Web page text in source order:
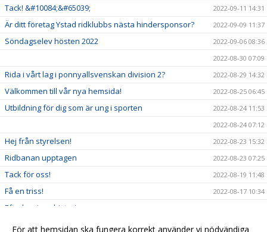
Tack! &#10084;&#65039; 2022-09-11 14:31
Är ditt företag Ystad ridklubbs nästa hindersponsor? 2022-09-09 11:37
Söndagselev hösten 2022
2022-09-06 08:36
2022-08-30 07:09
Rida i vårt lag i ponnyallsvenskan division 2? 2022-08-29 14:32
Välkommen till vår nya hemsida! 2022-08-25 06:45
Utbildning för dig som är ung i sporten
2022-08-24 11:53
2022-08-24 07:12
Hej från styrelsen! 2022-08-23 15:32
Ridbanan upptagen 2022-08-23 07:25
Tack för oss! 2022-08-19 11:48
Få en triss! 2022-08-17 10:34
Efterlysning - historia
2022-08-04 15:09
För att hemsidan ska fungera korrekt använder vi nödvändiga